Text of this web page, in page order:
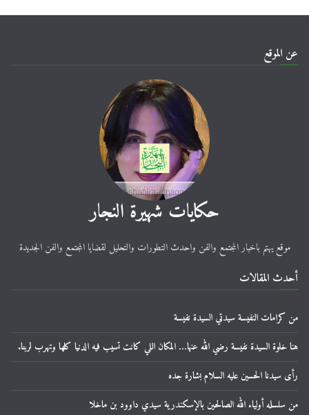
عن الموقع
حكايات شهيرة النجار
موقع يهتم باخبار المجتمع والفن واحدث التطورات والتحليل لقضايا المجتمع والفن الجديدة
أحدث المقالات
من كرامات النفيسة سيدتي السيدة نفيسة
هنا خلوة السيدة نفيسة رضي الله عنها… المكان اللي كانت تسيب فيه الدنيا كلها وتهرب لربنا.
رأى سيدنا الحسين عليه السلام بشارة جده
من سلسله أولياء الله الصالحين بالإسكندرية سيدي داوود بن ماخلا